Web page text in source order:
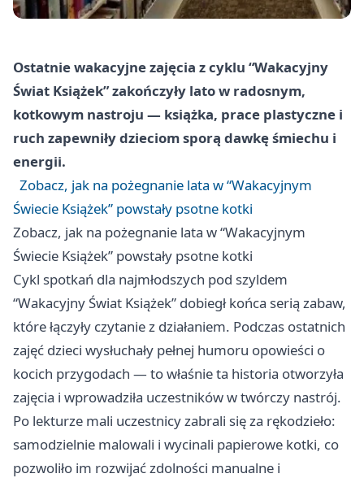
Ostatnie wakacyjne zajęcia z cyklu “Wakacyjny
Świat Książek” zakończyły lato w radosnym,
kotkowym nastroju — książka, prace plastyczne i
ruch zapewniły dzieciom sporą dawkę śmiechu i
energii.
Zobacz, jak na pożegnanie lata w “Wakacyjnym
Świecie Książek” powstały psotne kotki
Zobacz, jak na pożegnanie lata w “Wakacyjnym
Świecie Książek” powstały psotne kotki
Cykl spotkań dla najmłodszych pod szyldem
“Wakacyjny Świat Książek” dobiegł końca serią zabaw,
które łączyły czytanie z działaniem. Podczas ostatnich
zajęć dzieci wysłuchały pełnej humoru opowieści o
kocich przygodach — to właśnie ta historia otworzyła
zajęcia i wprowadziła uczestników w twórczy nastrój.
Po lekturze mali uczestnicy zabrali się za rękodzieło:
samodzielnie malowali i wycinali papierowe kotki, co
pozwoliło im rozwijać zdolności manualne i